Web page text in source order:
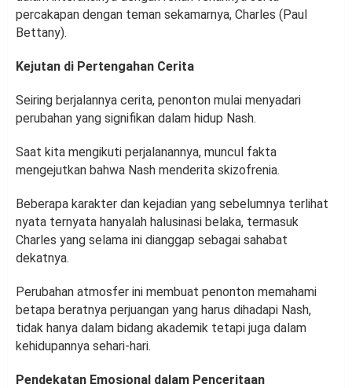
percakapan dengan teman sekamarnya, Charles (Paul
Bettany).
Kejutan di Pertengahan Cerita
Seiring berjalannya cerita, penonton mulai menyadari
perubahan yang signifikan dalam hidup Nash.
Saat kita mengikuti perjalanannya, muncul fakta
mengejutkan bahwa Nash menderita skizofrenia.
Beberapa karakter dan kejadian yang sebelumnya terlihat
nyata ternyata hanyalah halusinasi belaka, termasuk
Charles yang selama ini dianggap sebagai sahabat
dekatnya.
Perubahan atmosfer ini membuat penonton memahami
betapa beratnya perjuangan yang harus dihadapi Nash,
tidak hanya dalam bidang akademik tetapi juga dalam
kehidupannya sehari-hari.
Pendekatan Emosional dalam Penceritaan